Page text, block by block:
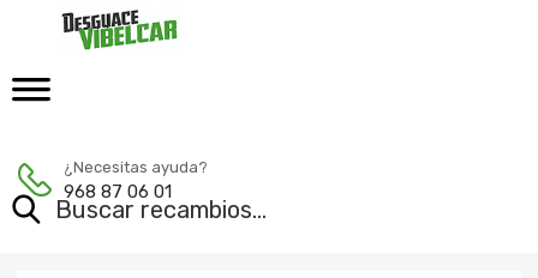
¿Necesitas ayuda?
968 87 06 01